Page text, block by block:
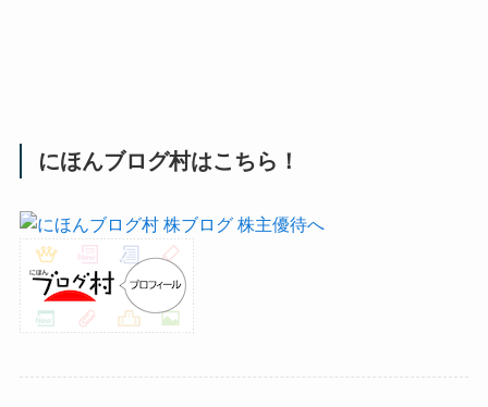
にほんブログ村はこちら！